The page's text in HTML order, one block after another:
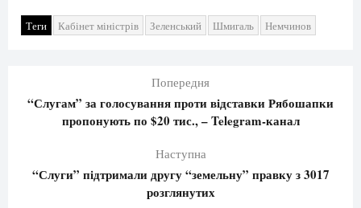
Теги Кабінет міністрів Зеленський Шмигаль Немчинов
Попередня
“Слугам” за голосування проти відставки Рябошапки
пропонують по $20 тис., – Telegram-канал
Наступна
“Слуги” підтримали другу “земельну” правку з 3017
розглянутих